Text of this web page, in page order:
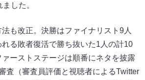
した。
も改正。決勝はファイナリスト9人
る敗者復活で勝ち抜いた1人の計10
ァーストステージは順番にネタを披露
査（審査員評価と視聴者によるTwitter